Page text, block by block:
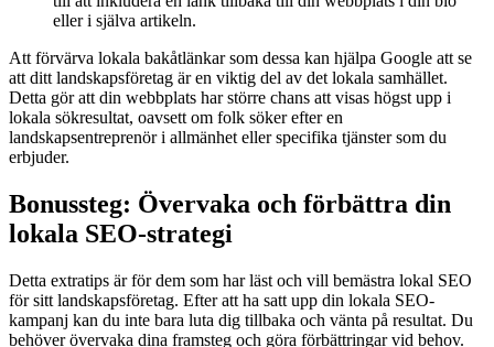
eller i själva artikeln.
Att förvärva lokala bakåtlänkar som dessa kan hjälpa Google att se
att ditt landskapsföretag är en viktig del av det lokala samhället.
Detta gör att din webbplats har större chans att visas högst upp i
lokala sökresultat, oavsett om folk söker efter en
landskapsentreprenör i allmänhet eller specifika tjänster som du
erbjuder.
Bonussteg: Övervaka och förbättra din
lokala SEO-strategi
Detta extratips är för dem som har läst och vill bemästra lokal SEO
för sitt landskapsföretag. Efter att ha satt upp din lokala SEO-
kampanj kan du inte bara luta dig tillbaka och vänta på resultat. Du
behöver övervaka dina framsteg och göra förbättringar vid behov.